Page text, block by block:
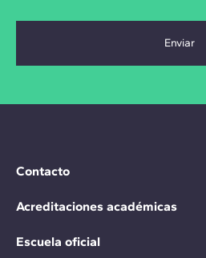
Contacto
Acreditaciones académicas
Escuela oficial